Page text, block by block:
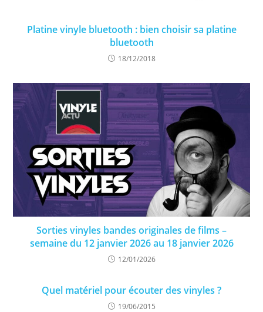
Platine vinyle bluetooth : bien choisir sa platine
bluetooth
18/12/2018
Sorties vinyles bandes originales de films –
semaine du 12 janvier 2026 au 18 janvier 2026
12/01/2026
Quel matériel pour écouter des vinyles ?
19/06/2015